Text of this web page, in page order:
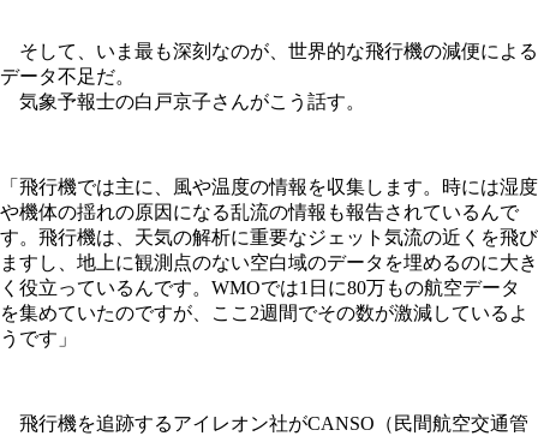
そして、いま最も深刻なのが、世界的な飛行機の減便による
データ不足だ。
気象予報士の白戸京子さんがこう話す。
「飛行機では主に、風や温度の情報を収集します。時には湿度
や機体の揺れの原因になる乱流の情報も報告されているんで
す。飛行機は、天気の解析に重要なジェット気流の近くを飛び
ますし、地上に観測点のない空白域のデータを埋めるのに大き
く役立っているんです。WMOでは1日に80万もの航空データ
を集めていたのですが、ここ2週間でその数が激減しているよ
うです」
飛行機を追跡するアイレオン社がCANSO（民間航空交通管